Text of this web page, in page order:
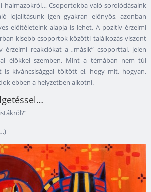
halmazokról… Csoportokba való sorolódásaink
lojalitásunk igen gyakran előnyös, azonban
előítéleteink alapja is lehet. A pozitív érzelmi
kisebb csoportok közötti találkozás viszont
érzelmi reakciókat a „másik” csoporttal, jelen
élőkkel szemben. Mint a témában nem túl
is kíváncsisággal töltött el, hogy mit, hogyan,
ebben a helyzetben alkotni.